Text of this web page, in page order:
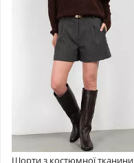
Шорти з костюмної тканини